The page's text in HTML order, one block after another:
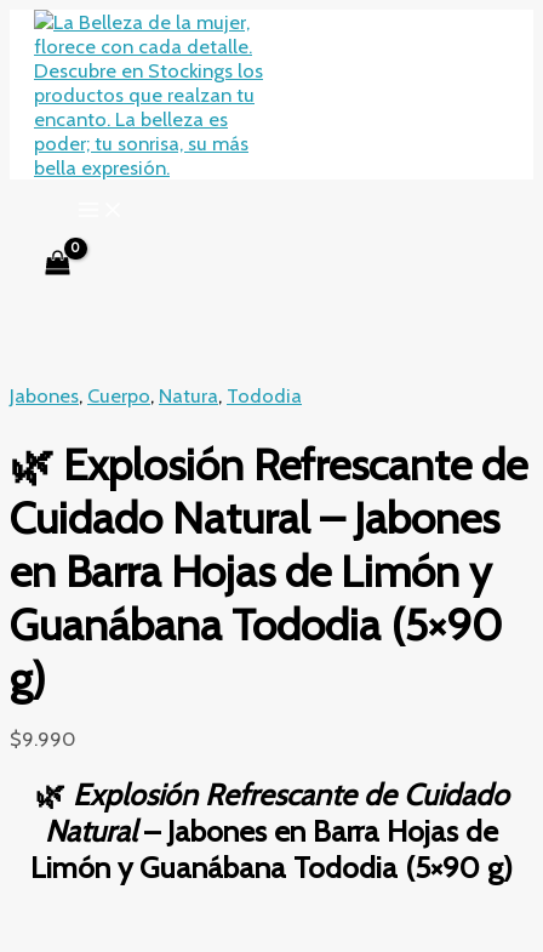
contenido
Jabones, Cuerpo, Natura, Tododia
🌿 Explosión Refrescante de
Cuidado Natural – Jabones
en Barra Hojas de Limón y
Guanábana Tododia (5×90
g)
$9.990
🌿 Explosión Refrescante de Cuidado
Natural– Jabones en Barra Hojas de
Limón y Guanábana Tododia (5×90 g)